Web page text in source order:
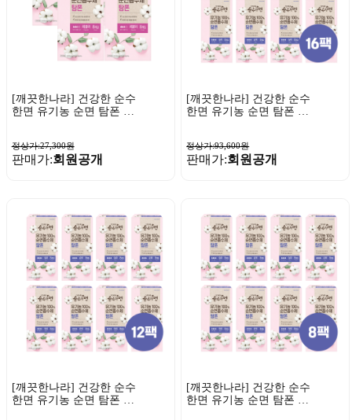
[깨끗한나라] 건강한 순수
한면 유기농 순면 탐폰 레
정상가:27,300원
판매가:회원공개
[깨끗한나라] 건강한 순수
한면 유기농 순면 탐폰 슈
정상가:93,600원
판매가:회원공개
[깨끗한나라] 건강한 순수
한면 유기농 순면 탐폰 슈
[깨끗한나라] 건강한 순수
한면 유기농 순면 탐폰 슈